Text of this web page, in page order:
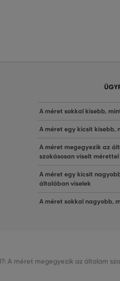
A méret sokkal kisebb,
A méret egy kicsit kisebb,
A méret megegyezik az
szokásosan viselt mérettel
A méret egy kicsit
általában viselek
A méret sokkal nagyobb,
A méret megegyezik az általam